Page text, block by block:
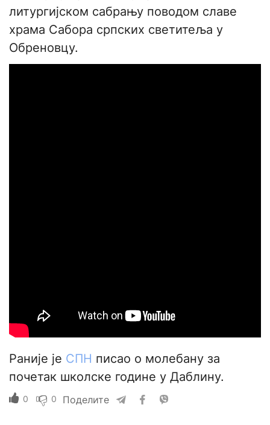
литургијском сабрању поводом славе
храма Сабора српских светитеља у
Обреновцу.
Раније је СПН писао о молебану за
почетак школске године у Даблину.
0 0 Поделите